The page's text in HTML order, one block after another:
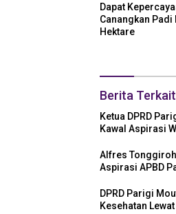
Dapat
Canangkan
Hektare
Berita Terkait
Ketua DPRD
Kawal Aspirasi
Alfres
Aspirasi APBD
DPRD Parigi
Kesehatan